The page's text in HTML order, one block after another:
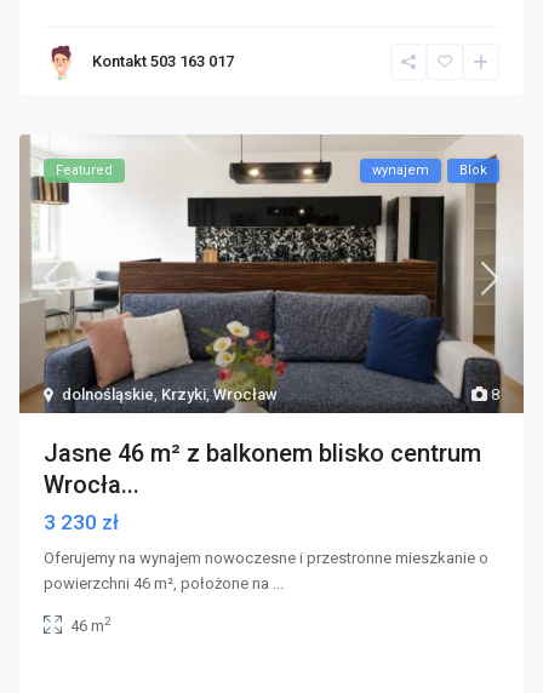
Kontakt 503 163 017
8
dolnośląskie, Krzyki,Wrocław
Featured wynajem Blok
Jasne 46 m² z balkonem blisko centrum
Wrocła...
3 230 zł
Oferujemy na wynajem nowoczesne i przestronne mieszkanie o
powierzchni 46 m², położone na ...
46 m2